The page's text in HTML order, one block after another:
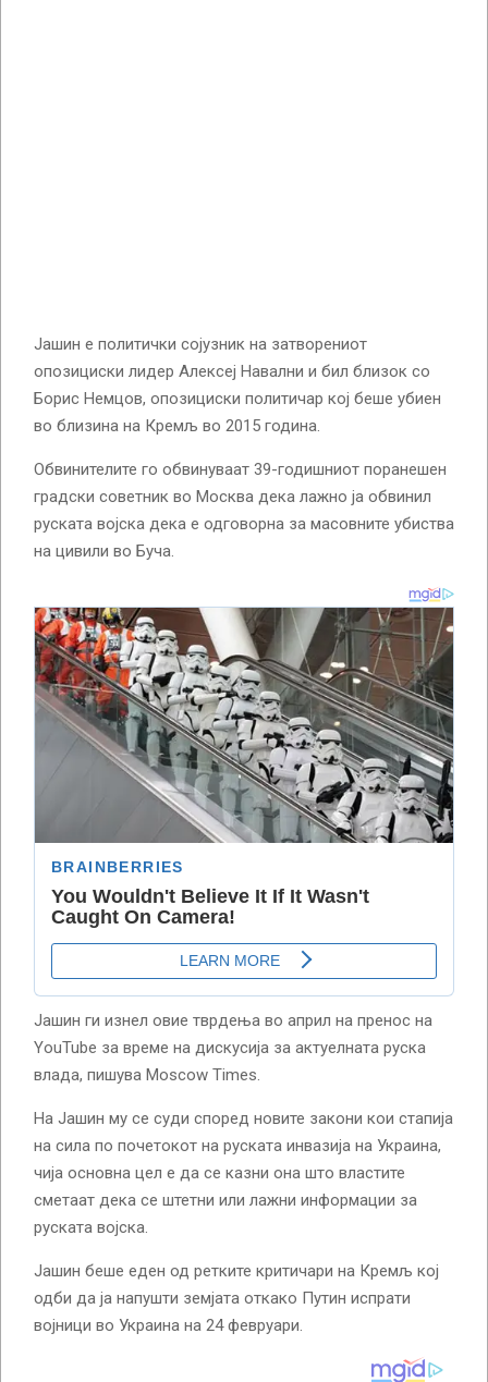
Јашин е политички сојузник на затворениот
опозициски лидер Алексеј Навални и бил близок со
Борис Немцов, опозициски политичар кој беше убиен
во близина на Кремљ во 2015 година.
Обвинителите го обвинуваат 39-годишниот поранешен
градски советник во Москва дека лажно ја обвинил
руската војска дека е одговорна за масовните убиства
на цивили во Буча.
Јашин ги изнел овие тврдења во април на пренос на
YouTube за време на дискусија за актуелната руска
влада, пишува Moscow Times.
На Јашин му се суди според новите закони кои стапија
на сила по почетокот на руската инвазија на Украина,
чија основна цел е да се казни она што властите
сметаат дека се штетни или лажни информации за
руската војска.
Јашин беше еден од ретките критичари на Кремљ кој
одби да ја напушти земјата откако Путин испрати
војници во Украина на 24 февруари.